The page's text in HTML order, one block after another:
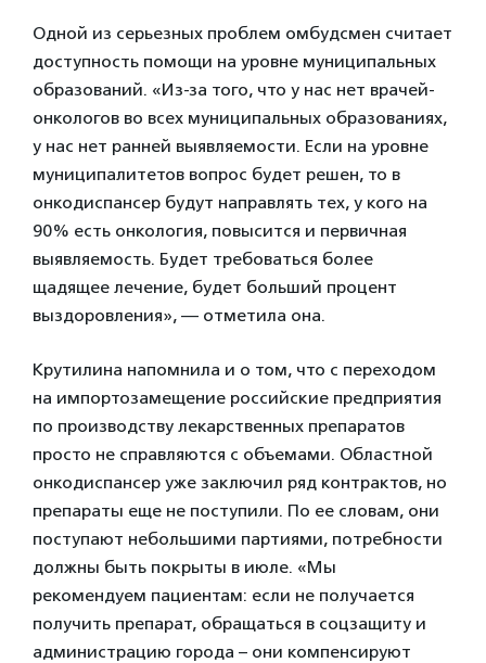
Одной из серьезных проблем омбудсмен считает
доступность помощи на уровне муниципальных
образований. «Из-за того, что у нас нет врачей-
онкологов во всех муниципальных образованиях,
у нас нет ранней выявляемости. Если на уровне
муниципалитетов вопрос будет решен, то в
онкодиспансер будут направлять тех, у кого на
90% есть онкология, повысится и первичная
выявляемость. Будет требоваться более
щадящее лечение, будет больший процент
выздоровления», — отметила она.
Крутилина напомнила и о том, что с переходом
на импортозамещение российские предприятия
по производству лекарственных препаратов
просто не справляются с объемами. Областной
онкодиспансер уже заключил ряд контрактов, но
препараты еще не поступили. По ее словам, они
поступают небольшими партиями, потребности
должны быть покрыты в июле. «Мы
рекомендуем пациентам: если не получается
получить препарат, обращаться в соцзащиту и
администрацию города – они компенсируют